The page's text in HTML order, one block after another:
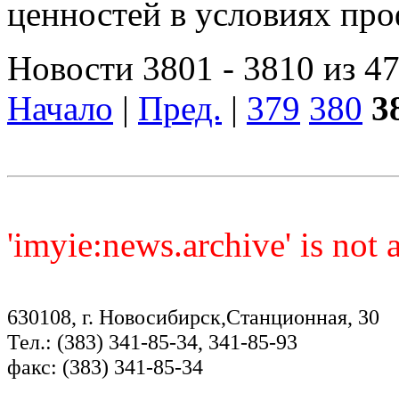
ценностей в условиях
Новости 3801 - 3810 из
Начало | Пред. | 379 380
'imyie:news.archive' is not
630108, г. Новосибирск,Станционная, 30
Тел.: (383) 341-85-34, 341-85-93
факс: (383) 341-85-34